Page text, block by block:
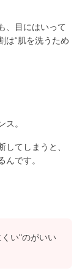
、目にはいって
は“肌を洗うため
。
してしまうと、
です。
い"のがいい